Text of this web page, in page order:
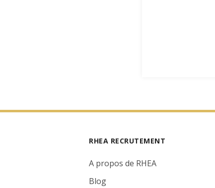
RHEA RECRUTEMENT
A propos de RHEA
Blog